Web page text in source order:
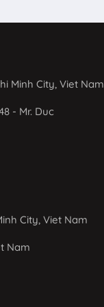
Minh City, Viet Nam
- Mr. Duc
City, Viet Nam
Nam